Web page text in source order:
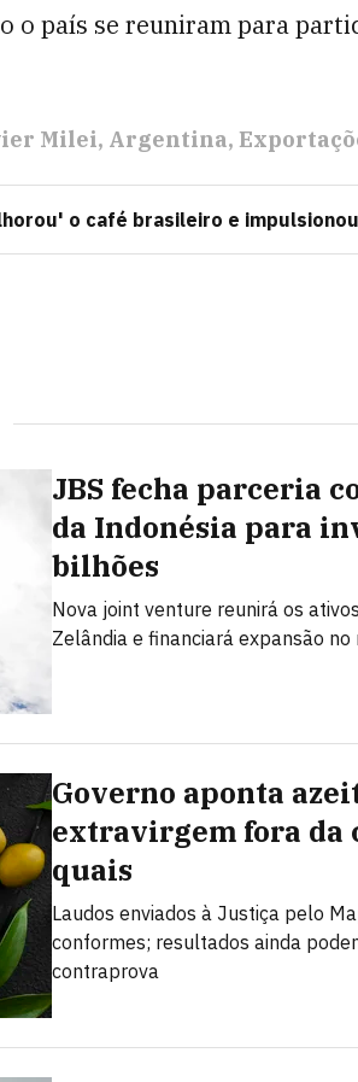
o país se reuniram para
Milei Argentina
o café brasileiro e
JBS fecha parceria
da Indonésia para
bilhões
Nova joint venture reunirá os
Zelândia e financiará expansão
Governo aponta
extravirgem fora da
quais
Laudos enviados à Justiça pelo
conformes; resultados ainda
contraprova